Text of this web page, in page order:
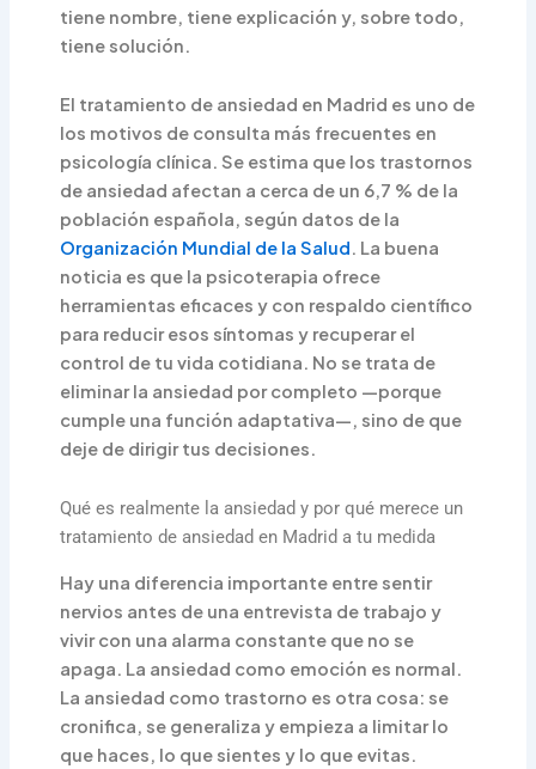
tiene nombre, tiene explicación y, sobre todo,
tiene solución.
El tratamiento de ansiedad en Madrid es uno de
los motivos de consulta más frecuentes en
psicología clínica. Se estima que los trastornos
de ansiedad afectan a cerca de un 6,7 % de la
población española, según datos de la
Organización Mundial de la Salud. La buena
noticia es que la psicoterapia ofrece
herramientas eficaces y con respaldo científico
para reducir esos síntomas y recuperar el
control de tu vida cotidiana. No se trata de
eliminar la ansiedad por completo —porque
cumple una función adaptativa—, sino de que
deje de dirigir tus decisiones.
Qué es realmente la ansiedad y por qué merece un
tratamiento de ansiedad en Madrid a tu medida
Hay una diferencia importante entre sentir
nervios antes de una entrevista de trabajo y
vivir con una alarma constante que no se
apaga. La ansiedad como emoción es normal.
La ansiedad como trastorno es otra cosa: se
cronifica, se generaliza y empieza a limitar lo
que haces, lo que sientes y lo que evitas.